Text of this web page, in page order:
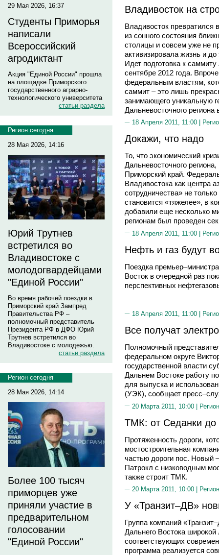
29 Мая 2026, 16:37
Студенты Приморья
написали
Всероссийский
агродиктант
Акция "Единой России" прошла
на площадке Приморского
государственного аграрно-
технологического университета
статьи раздела
Регион сегодня
28 Мая 2026, 14:16
Юрий Трутнев
встретился во
Владивостоке с
молодогвардейцами
"Единой России"
Во время рабочей поездки в
Приморский край Зампред
Правительства РФ –
полномочный представитель
Президента РФ в ДФО Юрий
Трутнев встретился во
Владивостоке с молодежью.
статьи раздела
Регион сегодня
28 Мая 2026, 14:14
Более 100 тысяч
приморцев уже
приняли участие в
предварительном
голосовании
"Единой России"
Владивосток на
Владивосток превратился
из сонного состояния
столицы и совсем уже не
активизировала жизнь и
Идет подготовка к
сентябре 2012 года.
федеральным властям,
саммит – это лишь
занимающего уникальную
Дальневосточного региона
18 Апреля 2011, 11:00 |
Докажи, что надо
То, что экономический
Дальневосточного
Приморский край.
Владивостока как центра
сотрудничества» не
становится «тяжелее», в
добавили еще несколько
регионам был проведен
18 Апреля 2011, 11:00 |
Нефть и газ будут
Поездка
Восток в очередной раз
перспективных
18 Апреля 2011, 11:00 |
Все получат
Полномочный
федеральном округе
государственной власти
Дальнем Востоке работу
для выпуска и
(УЭК), сообщает
20 Марта 2011, 10:00 |
ТМК: от Седанки до
Протяженность дороги,
мостостроительная
частью дороги пос. Новый
Патрокл с низководным
также строит ТМК.
20 Марта 2011, 10:00 |
У «Транзит–ДВ»
Группа компаний
Дальнего Востока
соответствующих
программа реализуется